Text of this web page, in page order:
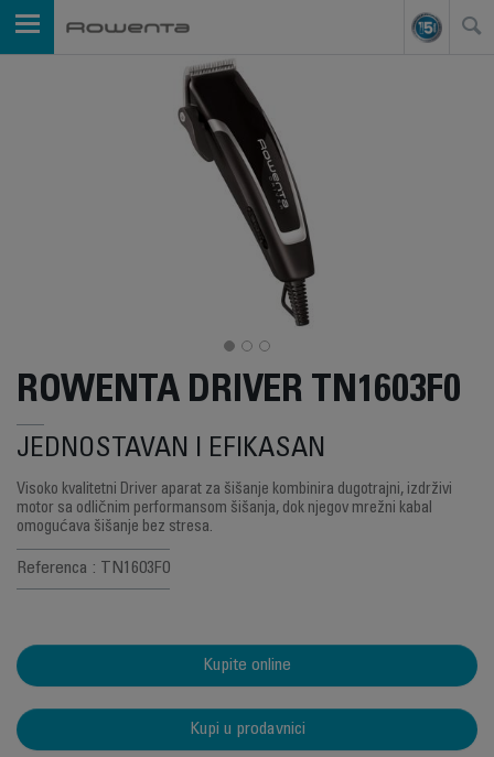
ROWENTA DRIVER TN1603F0
JEDNOSTAVAN I EFIKASAN
Visoko kvalitetni Driver aparat za šišanje kombinira dugotrajni, izdrživi
motor sa odličnim performansom šišanja, dok njegov mrežni kabal
omogućava šišanje bez stresa.
Referenca : TN1603F0
Kupite online
Kupi u prodavnici